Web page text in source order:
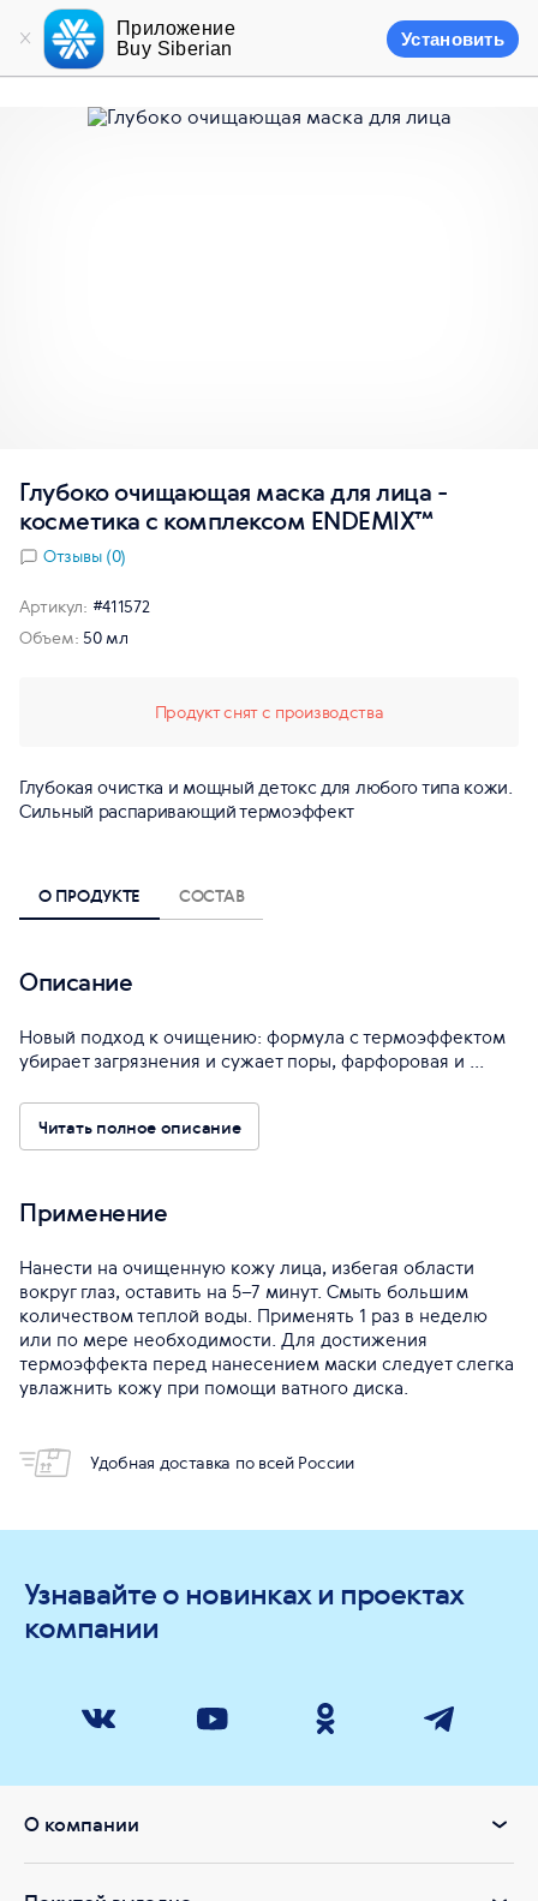
Приложение
Buy Siberian
Установить
Глубоко очищающая маска для лица -
косметика с комплексом ENDEMIX™
Отзывы (0)
Глубокая очистка и мощный детокс для любого типа кожи.
Сильный распаривающий термоэффект
Продукт снят с производства
Артикул: #411572
Объем: 50 мл
О ПРОДУКТЕ СОСТАВ
Описание
Новый подход к очищению: формула с термоэффектом
убирает загрязнения и сужает поры, фарфоровая и ...
Читать полное описание
Применение
Нанести на очищенную кожу лица, избегая области
вокруг глаз, оставить на 5–7 минут. Смыть большим
количеством теплой воды. Применять 1 раз в неделю
или по мере необходимости. Для достижения
термоэффекта перед нанесением маски следует слегка
увлажнить кожу при помощи ватного диска.
Удобная доставка по всей России
Узнавайте о новинках и проектах
компании
О компании